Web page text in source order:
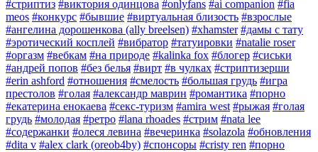
#стриптиз #виктория одинцова #onlyfans #ai companion #fia
meos #конкурс #бывшие #виртуальная близость #взрослые
#ангелина дорошенкова (ally breelsen) #xhamster #дамы с тату
#эротический косплей #вибратор #татуировки #natalie roser
#оргазм #вебкам #на природе #kalinka fox #блогер #сиськи
#андрей попов #без белья #вирт #в чулках #стриптизерши
#erin ashford #отношения #смелость #большая грудь #игра
престолов #голая #александр маврин #романтика #порно
#екатерина енокаева #секс-туризм #amira west #рыжая #голая
грудь #молодая #ретро #lana rhoades #стрим #nata lee
#содержанки #олеся левина #вечеринка #solazola #обновления
#dita v #alex clark (oreob4by) #спонсоры #cristy ren #порно